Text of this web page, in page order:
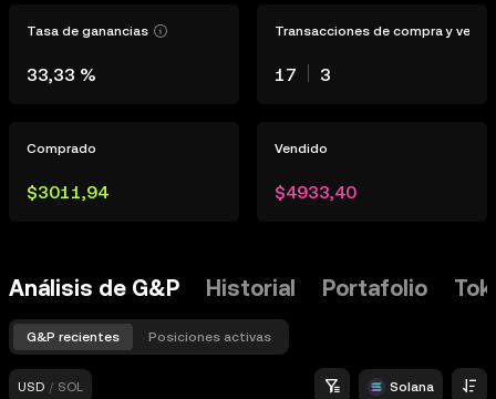
Tasa de ganancias
33,33 %
Transacciones de compra y venta
17 3
Comprado
$3011,94
Vendido
$4933,40
Análisis de G&P Historial Portafolio
G&P recientes Posiciones activas
USD / SOL Solana